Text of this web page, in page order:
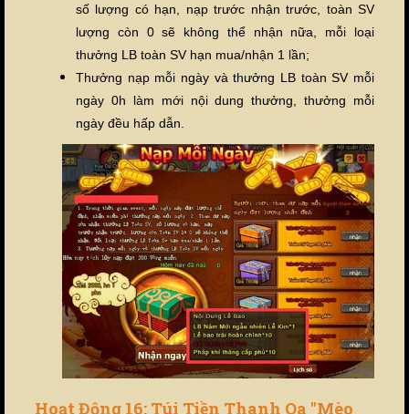
số lượng có hạn, nạp trước nhận trước, toàn SV
lượng còn 0 sẽ không thể nhận nữa, mỗi loại
thưởng LB toàn SV hạn mua/nhận 1 lần;
Thưởng nạp mỗi ngày và thưởng LB toàn SV mỗi
ngày 0h làm mới nội dung thưởng, thưởng mỗi
ngày đều hấp dẫn.
Hoạt Động 16: Túi Tiền Thanh Oa "Mèo